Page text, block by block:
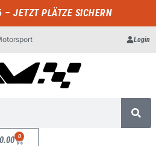
– JETZT PLÄTZE SICHERN
Login
0